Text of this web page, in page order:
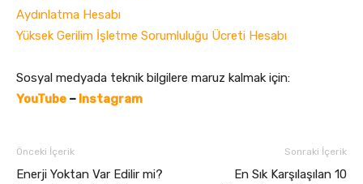
Aydınlatma Hesabı
Yüksek Gerilim İşletme Sorumluluğu Ücreti Hesabı
Sosyal medyada teknik bilgilere maruz kalmak için:
YouTube – Instagram
Önceki İçerik
Enerji Yoktan Var Edilir mi?
Sonraki İçerik
En Sık Karşılaşılan 10